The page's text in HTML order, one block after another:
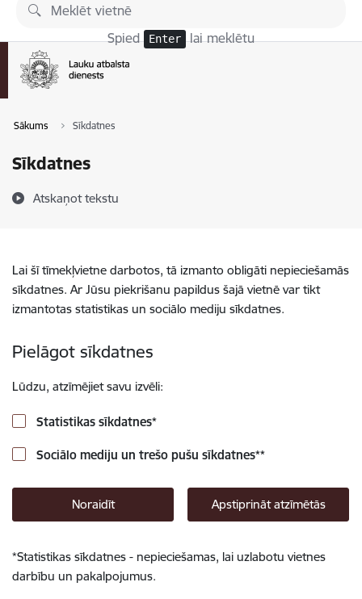
Pāriet uz lapas saturu
Spied Enter lai meklētu
Sākums Sīkdatnes
Sīkdatnes
Atskaņot tekstu
Lai šī tīmekļvietne darbotos, tā izmanto obligāti nepieciešamās
sīkdatnes. Ar Jūsu piekrišanu papildus šajā vietnē var tikt
izmantotas statistikas un sociālo mediju sīkdatnes.
Pielāgot sīkdatnes
Lūdzu, atzīmējiet savu izvēli:
Statistikas sīkdatnes*
Sociālo mediju un trešo pušu sīkdatnes**
Noraidīt Apstiprināt atzīmētās
*Statistikas sīkdatnes - nepieciešamas, lai uzlabotu vietnes
darbību un pakalpojumus.